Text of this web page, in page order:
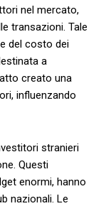
nel ⁢mercato,⁢
transazioni. ​Tale
del costo dei
a
creato una
influenzando
stranieri
Questi
enormi, hanno
nazionali. Le